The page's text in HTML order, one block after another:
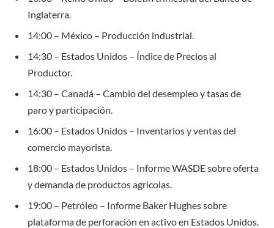
Inglaterra.
14:00 – México – Producción industrial.
14:30 – Estados Unidos – Índice de Precios al
Productor.
14:30 – Canadá – Cambio del desempleo y tasas de
paro y participación.
16:00 – Estados Unidos – Inventarios y ventas del
comercio mayorista.
18:00 – Estados Unidos – Informe WASDE sobre oferta
y demanda de productos agrícolas.
19:00 – Petróleo – Informe Baker Hughes sobre
plataforma de perforación en activo en Estados Unidos.